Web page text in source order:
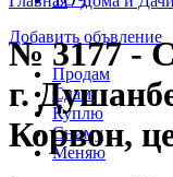
Добавить объвление
Продам
Сдам
Куплю
Сниму
Меняю
№ 3177 -
г.
Корвон,